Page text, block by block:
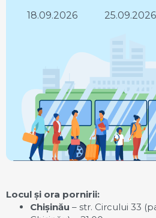
18.09.2026
25.09.2026
Locul și ora pornirii:
Chișinău – str. Circului 33